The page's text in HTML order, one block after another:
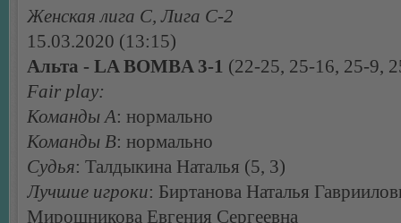
Женская лига С, Лига С-2
15.03.2020 (13:15)
Альта - LA BOMBA 3-1 (22-25, 25-16, 25-9,
Fair play:
Команды А: нормально
Команды В: нормально
Судья: Талдыкина Наталья (5, 3)
Лучшие игроки: Биртанова Наталья
Мирошникова Евгения Сергеевна